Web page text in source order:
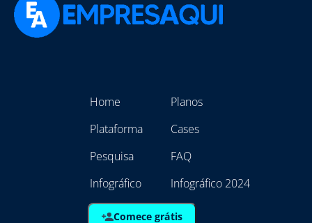
Home
Plataforma
Pesquisa
Infográfico
Planos
Cases
FAQ
Infográfico 2024
Comece grátis